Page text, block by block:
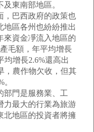
東南部地區。
巴西政府的政策也
地區各州也紛紛推出
來資金凈流入地區的
毛額，年平均增長
均增長2.6%還高出
，農作物欠收，但其
門是服務業、工
力最大的行業為旅游
北地區的投資者將擁